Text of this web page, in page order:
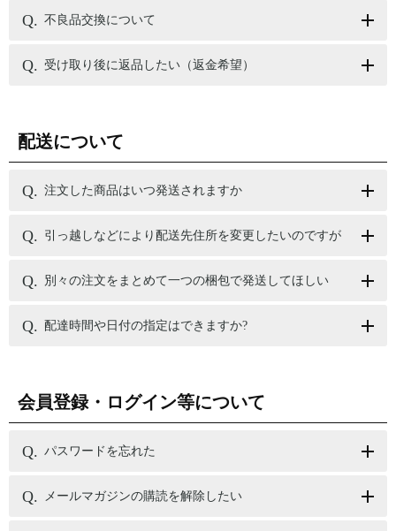
不良品交換について
受け取り後に返品したい（返金希望）
配送について
注文した商品はいつ発送されますか
引っ越しなどにより配送先住所を変更したいのですが
別々の注文をまとめて一つの梱包で発送してほしい
配達時間や日付の指定はできますか?
会員登録・ログイン等について
パスワードを忘れた
メールマガジンの購読を解除したい